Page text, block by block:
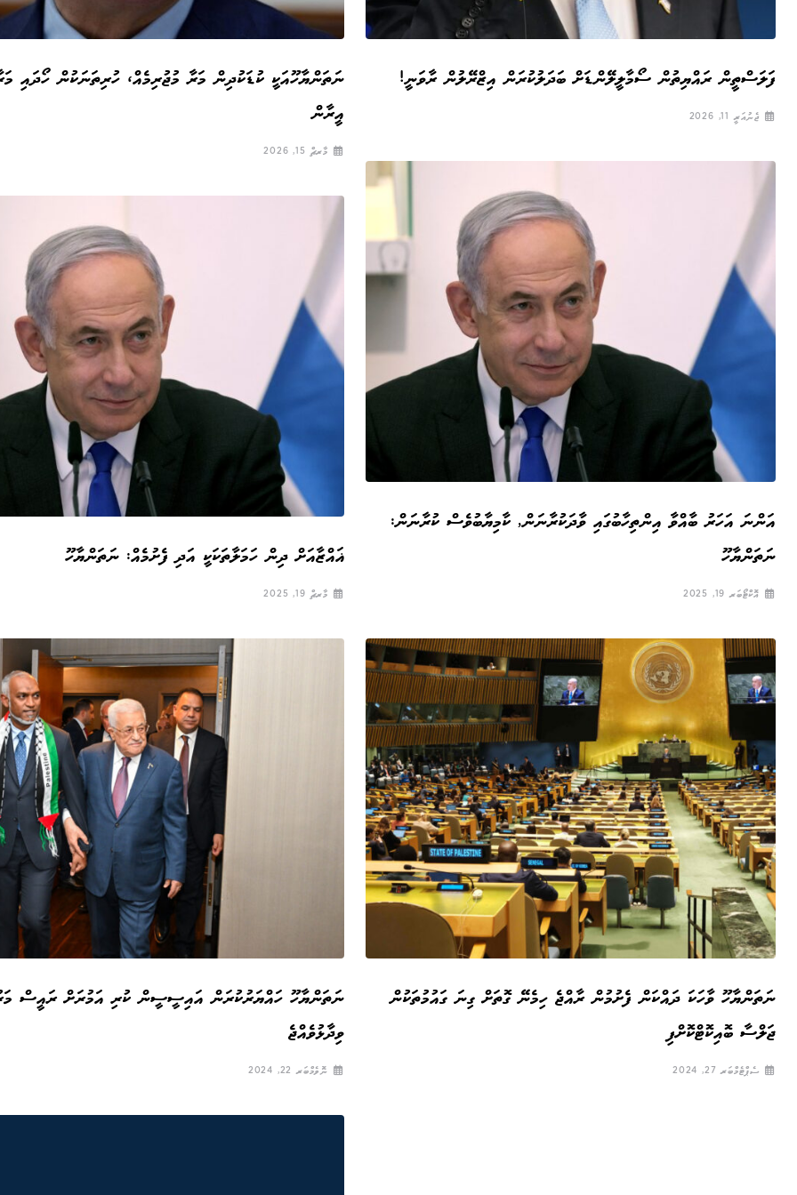
ނަތަންޔާހޫއަކީ ކުޑަކުދިން މަރާ މުޖުރިމެއް، ހުރިތަނަކުން ހޯދައި
އީރާން
މާރޗް 15, 2026
ފަލަސްތީން ރައްޔިތުން ސޯމާލީލޭންޑަށް ބަދަލުކުރަން އިޒްރޭލުން ރާވަނީ!
ޖެނުއަރީ 11, 2026
އަންނަ އަހަރު ބާއްވާ އިންތިހާބުގައި ވާދަކުރާނަން, ކާމިޔާބުވެސް ކުރާނަން:
ނަތަންޔާހޫ
އޮކްޓޯބަރ 19, 2025
ޣައްޒާއަށް ދިން ހަމަލާތަކަކީ އަދި ފެށުމެއް: ނަތަންޔާހޫ
މާރޗް 19, 2025
ނަތަންޔާހޫ ހައްޔަރުކުރަން އައިސީސީން ކުރި އަމުރަށް ރައީސް
ވިދާޅުވެއްޖެ
ނޮވެމްބަރ 22, 2024
ނަތަންޔާހޫ ވާހަކަ ދައްކަން ފެށުމުން ރާއްޖެ ހިމެނޭ ގޮތަށް ގިނަ ގައުމުތަކުން
ޖަލްސާ ބޮއިކޮޓްކޮށްފި
ސެޕްޓެމްބަރ 27, 2024